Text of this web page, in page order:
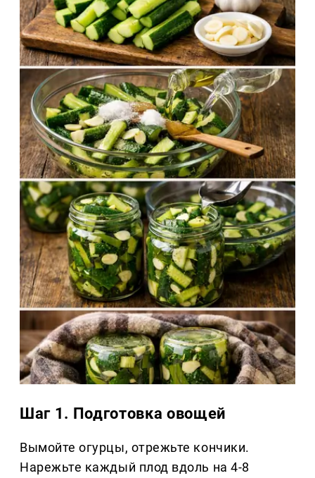
Шаг 1. Подготовка овощей
Вымойте огурцы, отрежьте кончики.
Нарежьте каждый плод вдоль на 4-8